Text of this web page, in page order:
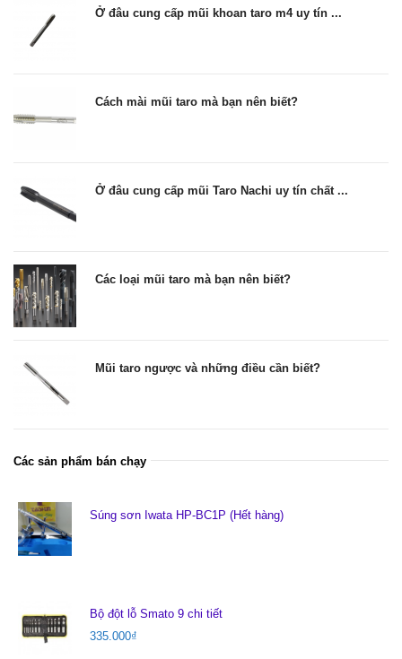
Ở đâu cung cấp mũi khoan taro m4 uy tín ...
Cách mài mũi taro mà bạn nên biết?
Ở đâu cung cấp mũi Taro Nachi uy tín chất ...
Các loại mũi taro mà bạn nên biết?
Mũi taro ngược và những điều cần biết?
Các sản phẩm bán chạy
Súng sơn Iwata HP-BC1P (Hết hàng)
Bộ đột lỗ Smato 9 chi tiết
335.000₫